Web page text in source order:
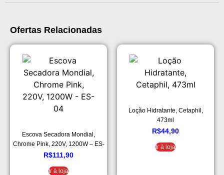
Ofertas Relacionadas
Escova Secadora Mondial,
Chrome Pink, 220V, 1200W – ES-
04
R$111,90
Ir à loja
Loção Hidratante, Cetaphil,
473ml
R$44,90
Ir à loja